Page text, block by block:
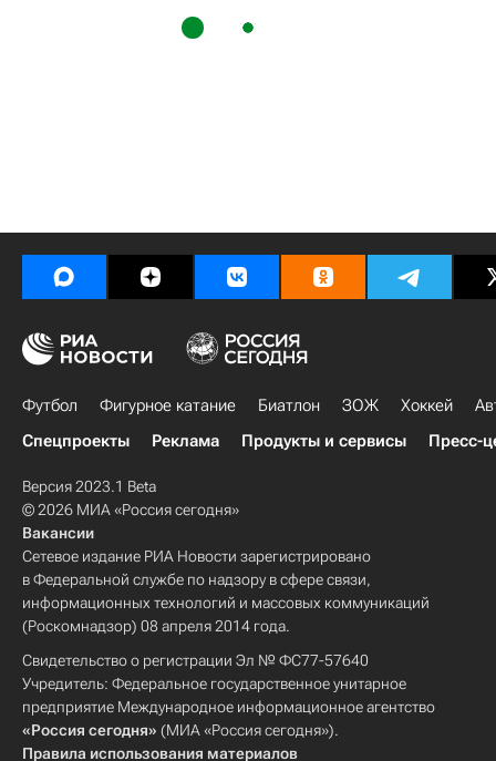
Футбол Фигурное катание Биатлон ЗОЖ Хоккей
Спецпроекты
Реклама Продукты и сервисы Пресс-
Версия 2023.1 Beta
© 2026 МИА «Россия сегодня»
Вакансии
Сетевое издание РИА Новости зарегистрировано
в Федеральной службе по надзору в сфере связи,
информационных технологий и массовых коммуникаций
(Роскомнадзор) 08 апреля 2014 года.
Свидетельство о регистрации Эл № ФС77-57640
Учредитель: Федеральное государственное унитарное
предприятие Международное информационное агентство
«Россия сегодня» (МИА «Россия сегодня»).
Правила использования материалов